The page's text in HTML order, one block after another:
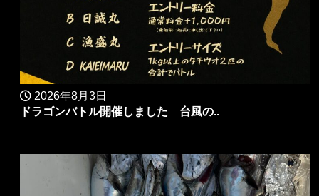
2026年8月3日
ドラゴンバトル開催しました 台風の..